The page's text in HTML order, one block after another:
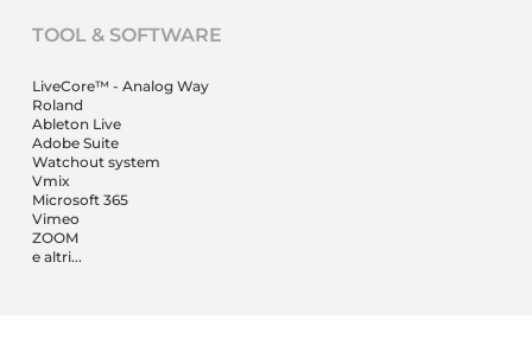
TOOL & SOFTWARE
LiveCore™ - Analog Way
Roland
Ableton Live
Adobe Suite
Watchout system
Vmix
Microsoft 365
Vimeo
ZOOM
e altri...